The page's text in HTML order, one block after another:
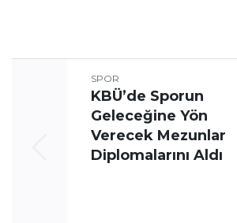
SPOR
KBÜ’de Sporun
Geleceğine Yön
Verecek Mezunlar
Diplomalarını Aldı